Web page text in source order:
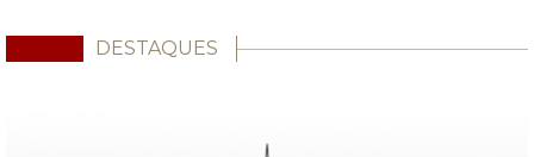
DESTAQUES